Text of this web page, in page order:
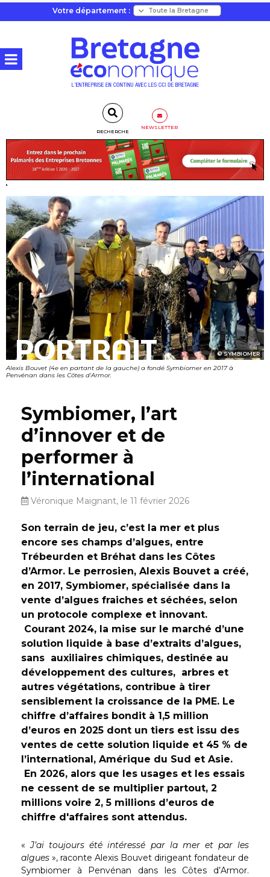
Votre département :
RECHERCHE
NEWSLETTER
PORTRAIT SYMBIOMER
Alexis Bouvet (4e en partant de la gauche) a fondé Symbiomer en 2017 à
Penvénan dans les Côtes d'Armor.
Symbiomer, l’art
d’innover et de
performer à
l’international
Véronique Maignant, le 11 février 2026
Son terrain de jeu, c’est la mer et plus
encore ses champs d’algues, entre
Trébeurden et Bréhat dans les Côtes
d’Armor. Le perrosien, Alexis Bouvet a créé,
en 2017, Symbiomer, spécialisée dans la
vente d’algues fraiches et séchées, selon
un protocole complexe et innovant.
Courant 2024, la mise sur le marché d’une
solution liquide à base d’extraits d’algues,
sans auxiliaires chimiques, destinée au
développement des cultures, arbres et
autres végétations, contribue à tirer
sensiblement la croissance de la PME. Le
chiffre d’affaires bondit à 1,5 million
d’euros en 2025 dont un tiers est issu des
ventes de cette solution liquide et 45 % de
l’international, Amérique du Sud et Asie.
En 2026, alors que les usages et les essais
ne cessent de se multiplier partout, 2
millions voire 2, 5 millions d’euros de
chiffre d'affaires sont attendus.
«J’ai toujours été intéressé par la mer et par les
algues », raconte Alexis Bouvet dirigeant fondateur de
Symbiomer à Penvénan dans les Côtes d’Armor.